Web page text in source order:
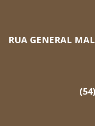
RUA GENERAL